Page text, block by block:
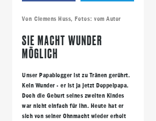
Von Clemens Huss, Fotos: vom Autor
SIE MACHT WUNDER
MÖGLICH
Unser Papablogger ist zu Tränen gerührt.
Kein Wunder - er ist ja jetzt Doppelpapa.
Doch die Geburt seines zweiten Kindes
war nicht einfach für ihn. Heute hat er
sich von seiner Ohnmacht wieder erholt